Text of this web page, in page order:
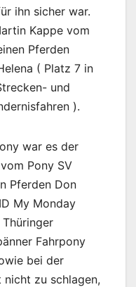
ihn sicher war.
Kappe vom
Pferden
( Platz 7 in
und
).
war es der
Pony SV
Pferden Don
My Monday
Fahrpony
bei der
zu schlagen,